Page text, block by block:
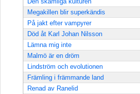
Megakillen blir superkändis
På jakt efter vampyrer
Död åt Karl Johan Nilsson
Lämna mig inte
Malmö är en dröm
Lindström och evolutionen
Främling i främmande land
Renad av Ranelid